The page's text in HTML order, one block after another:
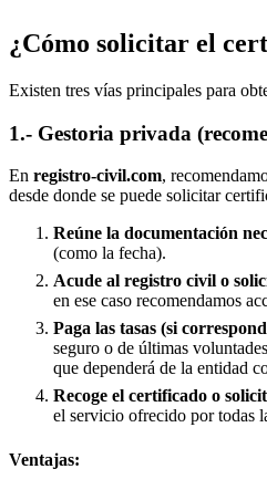
¿Cómo solicitar el
Existen tres vías principales para
1.- Gestoria privada
En registro-civil.com,
desde donde se puede solicitar
Reúne la documentación
(como la fecha).
Acude al registro civil o
en ese caso recomendamos
Paga las tasas (si
seguro o de últimas
que dependerá de la entidad
Recoge el certificado o
el servicio ofrecido por todas
Ventajas: